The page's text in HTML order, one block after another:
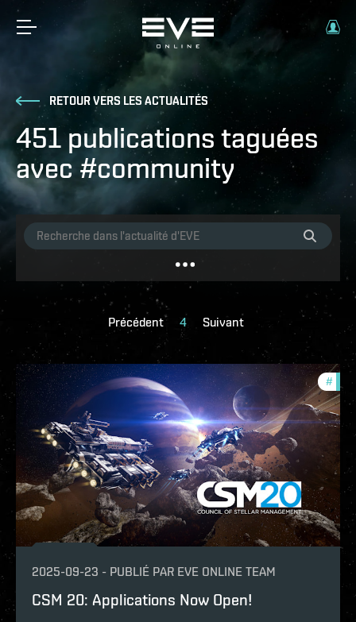
RETOUR VERS LES ACTUALITÉS
451 publications taguées
avec #community
Précédent 4 Suivant
#
2025-09-23 - PUBLIÉ PAR EVE ONLINE TEAM
CSM 20: Applications Now Open!